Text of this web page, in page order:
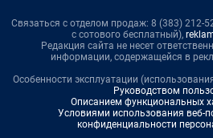
Связаться с отделом продаж: 8 (383) 212-
с сотового бесплатный),
Редакция сайта не несет
информации, содержащейся в
Особенности эксплуатации
Руководством
Описанием функциональных
Условиями использования веб-
конфиденциальности